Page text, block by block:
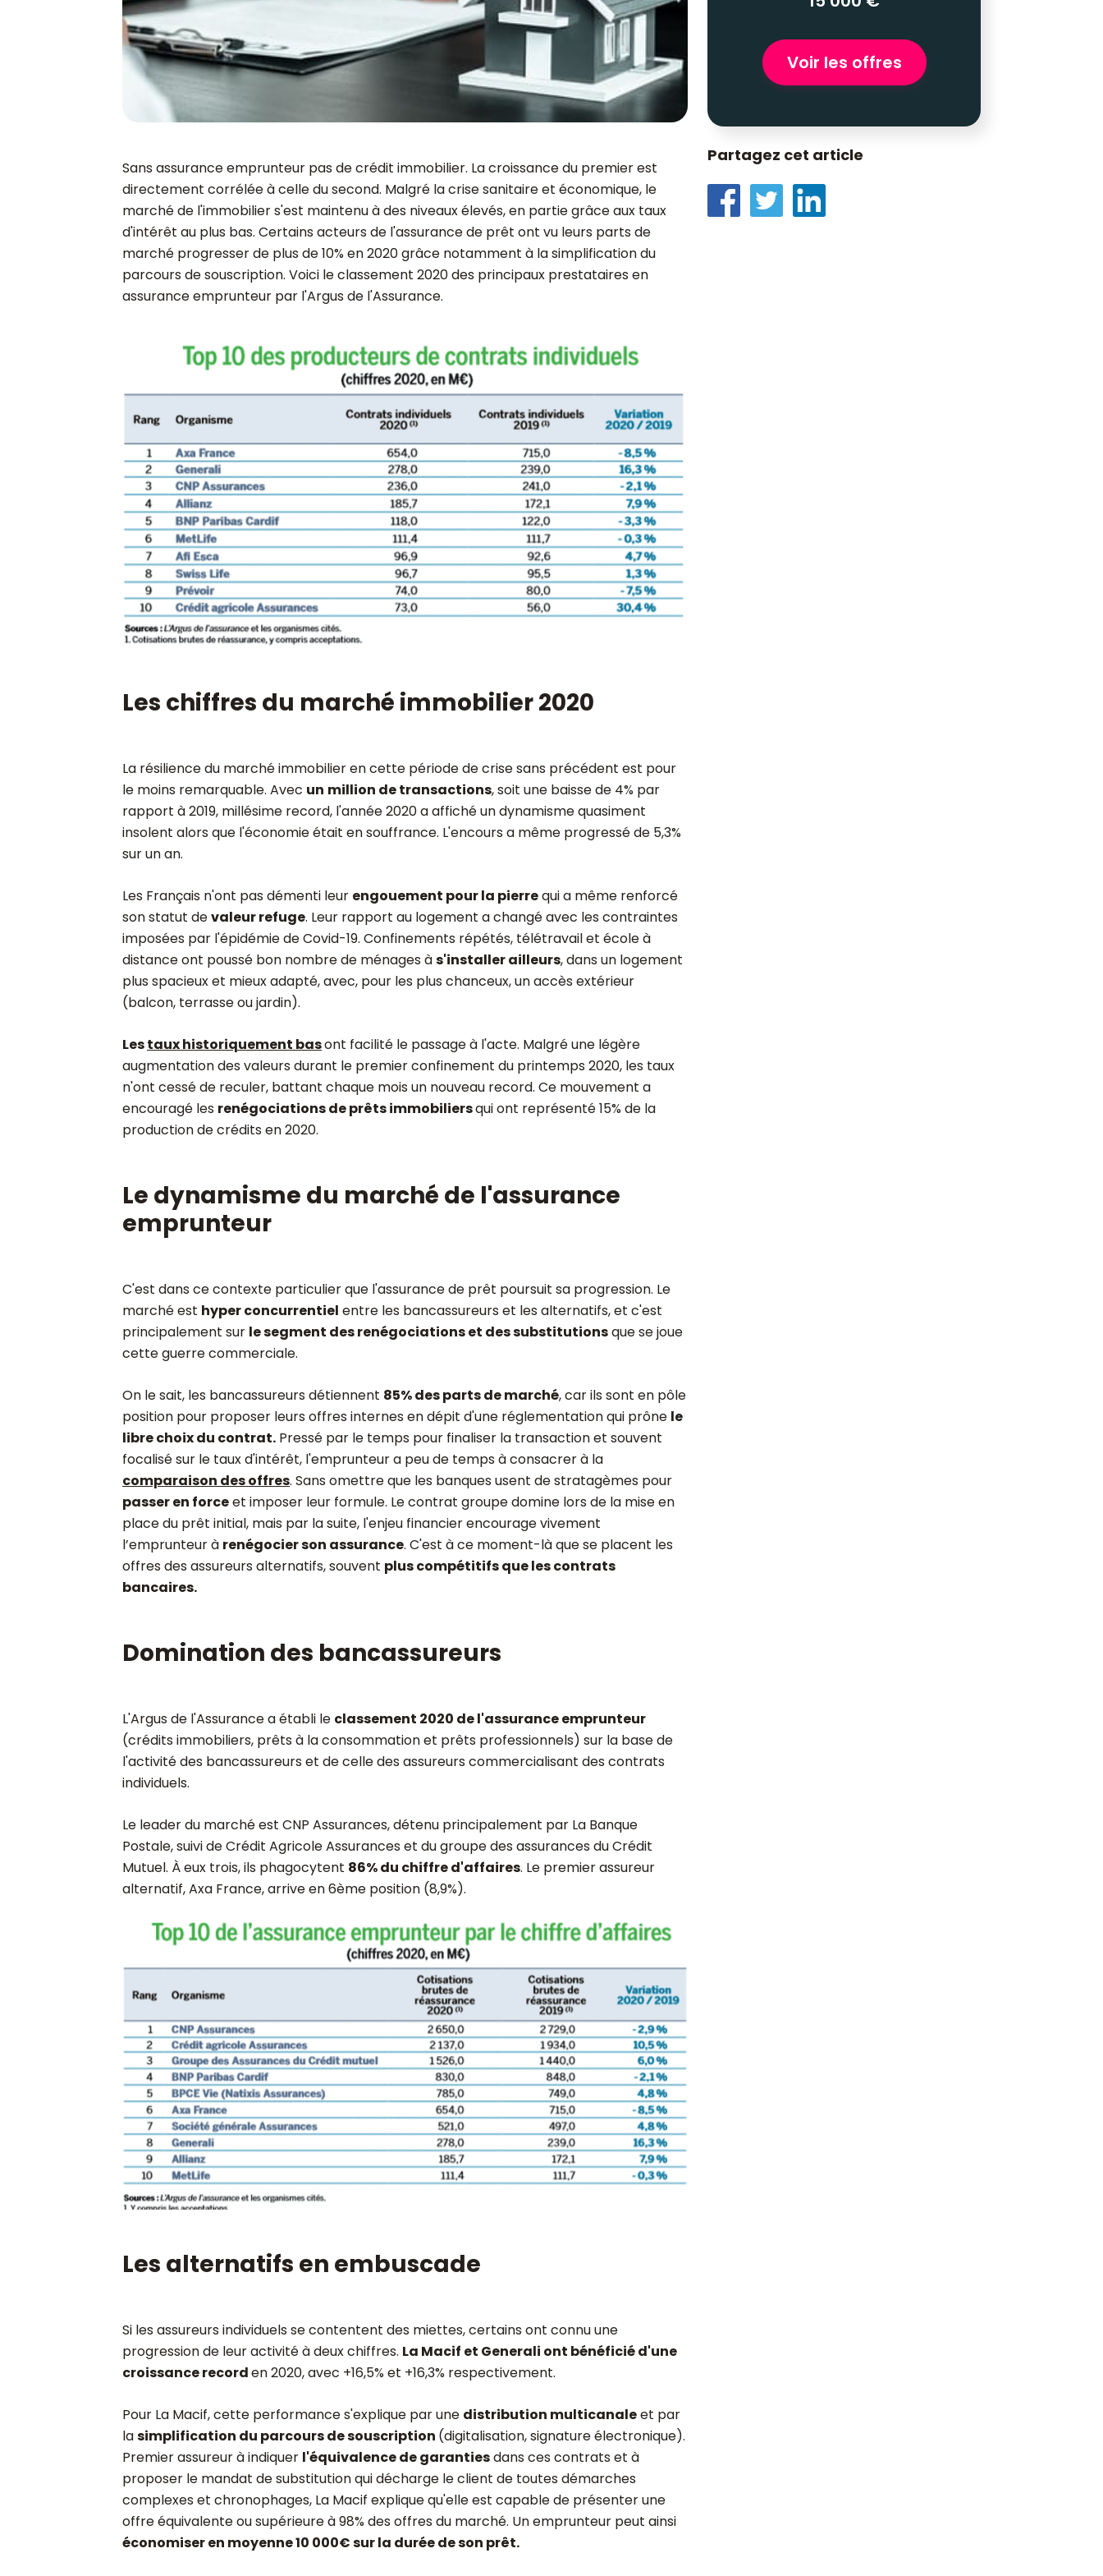
Sans assurance emprunteur pas de crédit immobilier. La croissance du premier est
directement corrélée à celle du second. Malgré la crise sanitaire et économique, le
marché de l'immobilier s'est maintenu à des niveaux élevés, en partie grâce aux taux
d'intérêt au plus bas. Certains acteurs de l'assurance de prêt ont vu leurs parts de
marché progresser de plus de 10% en 2020 grâce notamment à la simplification du
parcours de souscription. Voici le classement 2020 des principaux prestataires en
assurance emprunteur par l'Argus de l'Assurance.
Les chiffres du marché immobilier 2020
La résilience du marché immobilier en cette période de crise sans précédent est pour
le moins remarquable. Avec un million de transactions, soit une baisse de 4% par
rapport à 2019, millésime record, l'année 2020 a affiché un dynamisme quasiment
insolent alors que l'économie était en souffrance. L'encours a même progressé de 5,3%
sur un an.
Les Français n'ont pas démenti leur engouement pour la pierrequi a même renforcé
son statut devaleur refuge. Leur rapport au logement a changé avec les contraintes
imposées par l'épidémie de Covid-19. Confinements répétés, télétravail et école à
distance ont poussé bon nombre de ménages às'installer ailleurs, dans un logement
plus spacieux et mieux adapté, avec, pour les plus chanceux, un accès extérieur
(balcon, terrasse ou jardin).
Lestaux historiquement basont facilité le passage à l'acte. Malgré une légère
augmentation des valeurs durant le premier confinement du printemps 2020, les taux
n'ont cessé de reculer, battant chaque mois un nouveau record. Ce mouvement a
encouragé les renégociations de prêts immobiliersqui ont représenté 15% de la
production de crédits en 2020.
Le dynamisme du marché de l'assurance
emprunteur
C'est dans ce contexte particulier que l'assurance de prêt poursuit sa progression. Le
marché est hyper concurrentiel entre les bancassureurs et les alternatifs, et c'est
principalement sur le segment des renégociations et des substitutionsque se joue
cette guerre commerciale.
On le sait, les bancassureurs détiennent 85% des parts de marché, car ils sont en pôle
position pour proposer leurs offres internes en dépit d'une réglementation qui prône le
libre choix du contrat. Pressé par le temps pour finaliser la transaction et souvent
focalisé sur le taux d'intérêt, l'emprunteur a peu de temps à consacrer à la
comparaison des offres. Sans omettre que les banques usent de stratagèmes pour
passer en forceet imposer leur formule. Le contrat groupe domine lors de la mise en
place du prêt initial, mais par la suite, l'enjeu financier encourage vivement
l’emprunteur à renégocier son assurance. C'est à ce moment-là que se placent les
offres des assureurs alternatifs, souvent plus compétitifs que les contrats
bancaires.
Domination des bancassureurs
L'Argus de l'Assurance a établi le classement 2020 de l'assurance emprunteur
(crédits immobiliers, prêts à la consommation et prêts professionnels) sur la base de
l'activité des bancassureurs et de celle des assureurs commercialisant des contrats
individuels.
Le leader du marché est CNP Assurances, détenu principalement par La Banque
Postale, suivi de Crédit Agricole Assurances et du groupe des assurances du Crédit
Mutuel. À eux trois, ils phagocytent 86% du chiffre d'affaires. Le premier assureur
alternatif, Axa France, arrive en 6ème position (8,9%).
Les alternatifs en embuscade
Si les assureurs individuels se contentent des miettes, certains ont connu une
progression de leur activité à deux chiffres. La Macif et Generali ont bénéficié d'une
croissance recorden 2020, avec +16,5% et +16,3% respectivement.
Pour La Macif, cette performance s'explique par une distribution multicanaleet par
lasimplification du parcours de souscription (digitalisation, signature électronique).
Premier assureur à indiquer l'équivalence de garantiesdans ces contrats et à
proposer le mandat de substitution qui décharge le client de toutes démarches
complexes et chronophages, La Macif explique qu'elle est capable de présenter une
offre équivalente ou supérieure à 98% des offres du marché. Un emprunteur peut ainsi
économiser en moyenne 10 000€ sur la durée de son prêt.
Voir les offres
Partagez cet article